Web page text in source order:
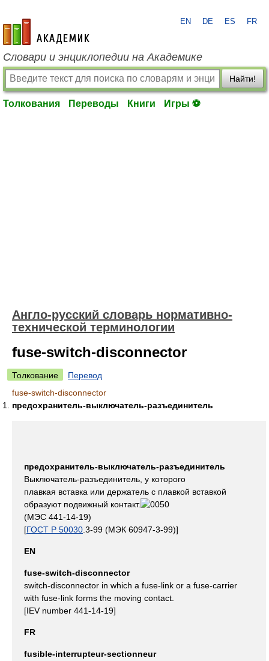
academic.ru
EN DE ES FR
Словари и энциклопедии на Академике
Найти!
Толкования Переводы Книги Игры ⚽
Англо-русский словарь нормативно-
технической терминологии
fuse-switch-disconnector
Толкование
Перевод
fuse-switch-disconnector
предохранитель-выключатель-разъединитель
предохранитель-выключатель-разъединитель
Выключатель-разъединитель, у которого
плавкая вставка или держатель с плавкой вставкой
образуют подвижный контакт.
(МЭС 441-14-19)
[ГОСТ Р 50030 .3-99 (МЭК 60947-3-99)]
EN
fuse-switch-disconnector
switch-disconnector in which a fuse-link or a fuse-carrier
with fuse-link forms the moving contact.
[IEV number 441-14-19]
FR
fusible-interrupteur-sectionneur